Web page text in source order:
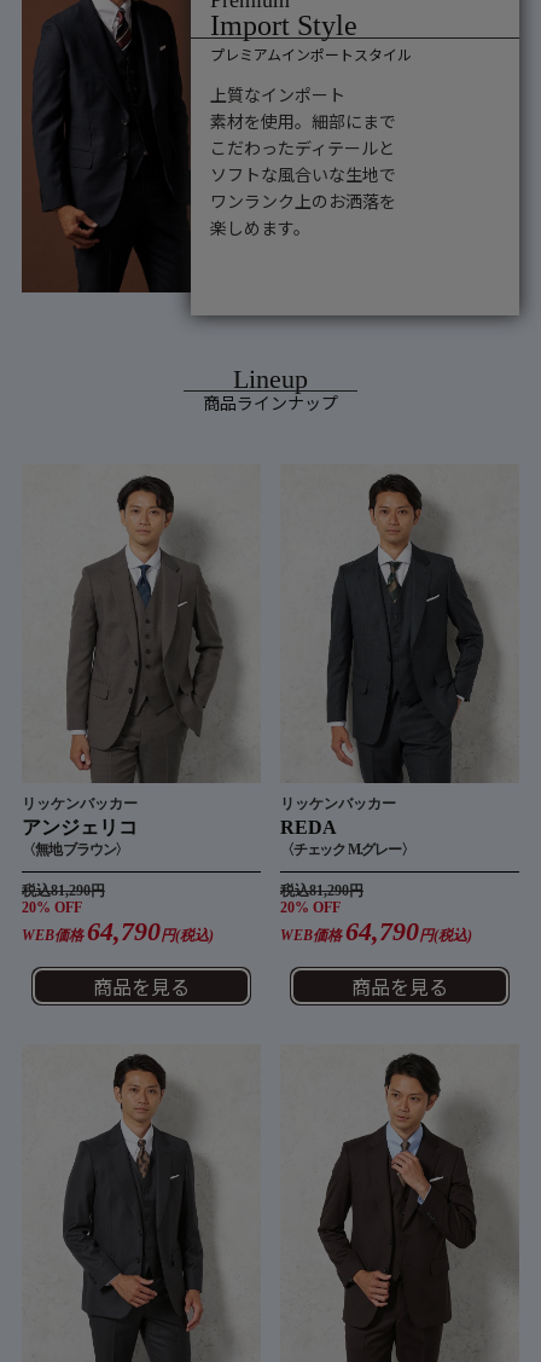
プレミアムインポートスタイル
上質なインポート
素材を使用。細部にまで
こだわったディテールと
ソフトな風合いな生地で
ワンランク上のお洒落を
楽しめます。
商品ラインナップ
リッケンバッカー
アンジェリコ
〈無地 ブラウン〉
税込81,290円
20% OFF
WEB価格64,790円(税込)
商品を見る
リッケンバッカー
REDA
〈チェック M.グレー〉
税込81,290円
20% OFF
WEB価格64,790円(税込)
商品を見る